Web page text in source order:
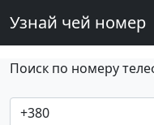
Узнай чей номер
Поиск по номеру